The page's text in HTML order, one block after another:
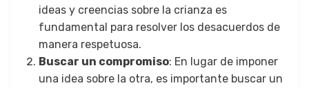
ideas y creencias sobre la crianza es
fundamental para resolver los desacuerdos de
manera respetuosa.
Buscar un compromiso: En lugar de imponer
una idea sobre la otra, es importante buscar un